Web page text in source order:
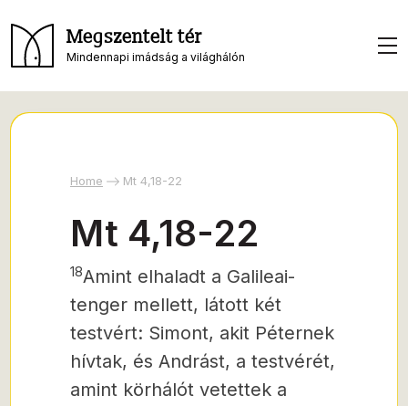
Megszentelt tér
Mindennapi imádság a világhálón
Home Mt 4,18-22
Mt 4,18-22
18Amint elhaladt a Galileai-
tenger mellett, látott két
testvért: Simont, akit Péternek
hívtak, és Andrást, a testvérét,
amint körhálót vetettek a